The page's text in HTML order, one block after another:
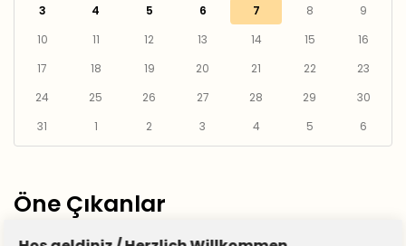
3
4 5 6 7 8
9
10
11 12 13 14 15
16
17
18 19 20 21 22
23
24
25 26 27 28 29
30
31
1 2 3 4 5 6
Öne Çıkanlar